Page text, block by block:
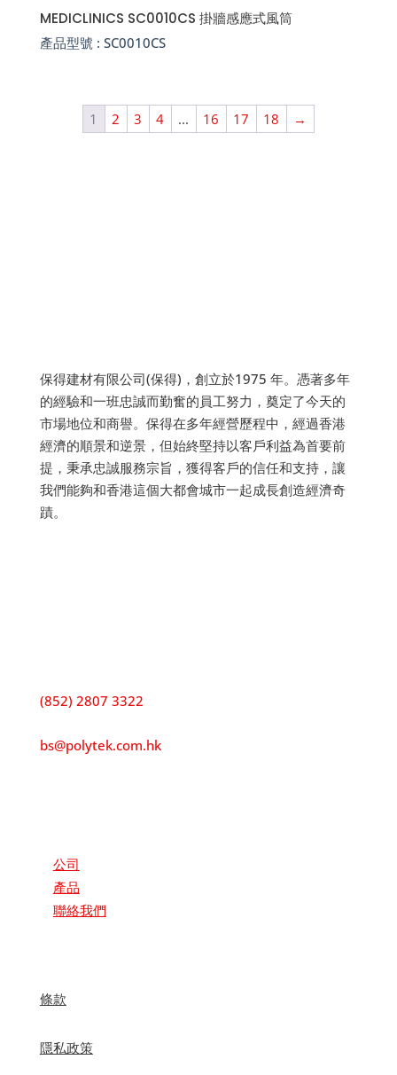
MEDICLINICS SC0010CS 掛牆感應式風筒
產品型號 : SC0010CS
1 2 3 4 ... 16 17 18 →
保得建材有限公司(保得)，創立於1975 年。憑著多年
的經驗和一班忠誠而勤奮的員工努力，奠定了今天的
市場地位和商譽。保得在多年經營歷程中，經過香港
經濟的順景和逆景，但始終堅持以客戶利益為首要前
提，秉承忠誠服務宗旨，獲得客戶的信任和支持，讓
我們能夠和香港這個大都會城市一起成長創造經濟奇
蹟。
(852) 2807 3322
bs@polytek.com.hk
公司
產品
聯絡我們
條款
隱私政策